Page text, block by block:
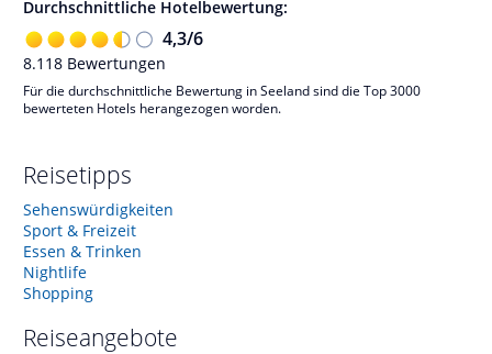
Durchschnittliche Hotelbewertung:
4,3/6
8.118 Bewertungen
Für die durchschnittliche Bewertung in Seeland sind die Top 3000
bewerteten Hotels herangezogen worden.
Reisetipps
Sehenswürdigkeiten
Sport & Freizeit
Essen & Trinken
Nightlife
Shopping
Reiseangebote